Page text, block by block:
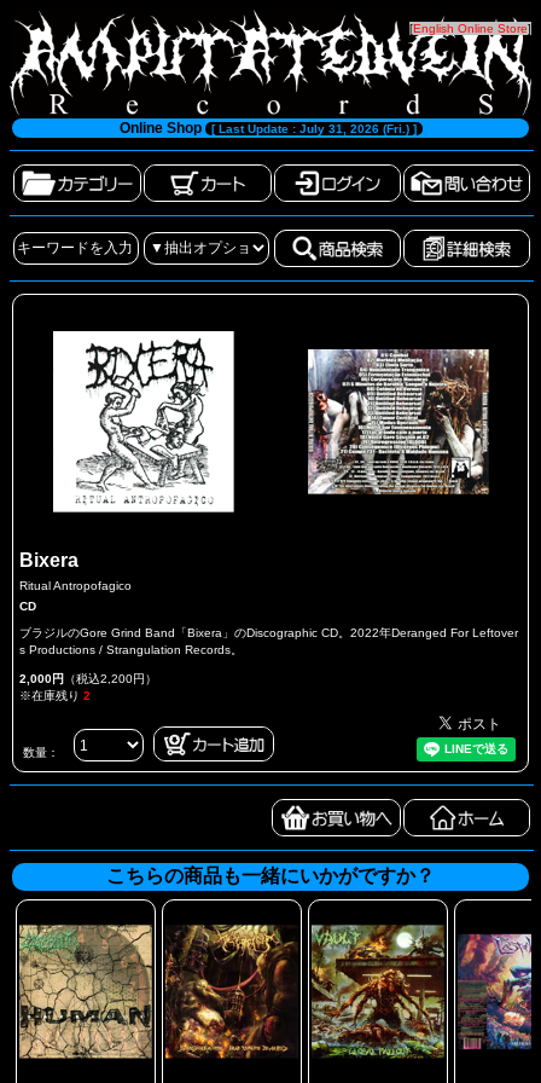
[English Online Store]
Online Shop [ Last Update : July 31, 2026 (Fri.) ]
Bixera
Ritual Antropofagico
CD
ブラジルのGore Grind Band「Bixera」のDiscographic CD。2022年Deranged For Leftover
s Productions / Strangulation Records。
2,000円 （税込2,200円）
※在庫残り 2
数量：
こちらの商品も一緒にいかがですか？